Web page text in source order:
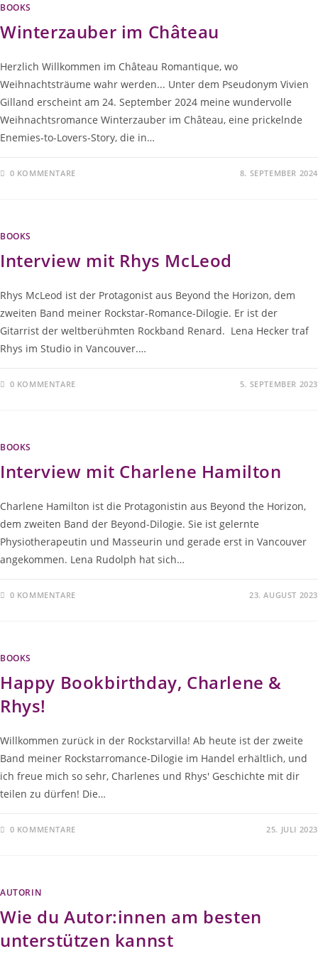
BOOKS
Winterzauber im Château
Herzlich Willkommen im Château Romantique, wo
Weihnachtsträume wahr werden... Unter dem Pseudonym Vivien
Gilland erscheint am 24. September 2024 meine wundervolle
Weihnachtsromance Winterzauber im Château, eine prickelnde
Enemies-to-Lovers-Story, die in…
0 KOMMENTARE 8. SEPTEMBER 2024
BOOKS
Interview mit Rhys McLeod
Rhys McLeod ist der Protagonist aus Beyond the Horizon, dem
zweiten Band meiner Rockstar-Romance-Dilogie. Er ist der
Gitarrist der weltberühmten Rockband Renard. Lena Hecker traf
Rhys im Studio in Vancouver.…
0 KOMMENTARE 5. SEPTEMBER 2023
BOOKS
Interview mit Charlene Hamilton
Charlene Hamilton ist die Protagonistin aus Beyond the Horizon,
dem zweiten Band der Beyond-Dilogie. Sie ist gelernte
Physiotherapeutin und Masseurin und gerade erst in Vancouver
angekommen. Lena Rudolph hat sich…
0 KOMMENTARE 23. AUGUST 2023
BOOKS
Happy Bookbirthday, Charlene &
Rhys!
Willkommen zurück in der Rockstarvilla! Ab heute ist der zweite
Band meiner Rockstarromance-Dilogie im Handel erhältlich, und
ich freue mich so sehr, Charlenes und Rhys' Geschichte mit dir
teilen zu dürfen! Die…
0 KOMMENTARE 25. JULI 2023
AUTORIN
Wie du Autor:innen am besten
unterstützen kannst